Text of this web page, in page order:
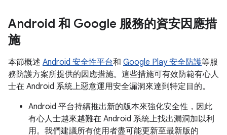
Android 和 Google 服務的資安因應措
施
本節概述 Android 安全性平台和 Google Play 安全防護等服
務防護方案所提供的因應措施。這些措施可有效防範有心人
士在 Android 系統上惡意運用安全漏洞來達到特定目的。
Android 平台持續推出新的版本來強化安全性，因此
有心人士越來越難在 Android 系統上找出漏洞加以利
用。我們建議所有使用者盡可能更新至最新版的